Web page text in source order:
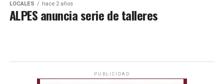
LOCALES hace 2 años
ALPES anuncia serie de talleres
PUBLICIDAD